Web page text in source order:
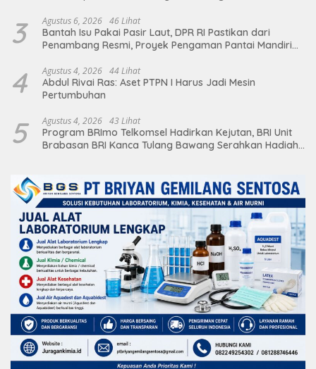
3 Agustus 6, 2026 46 Lihat
Bantah Isu Pakai Pasir Laut, DPR RI Pastikan dari
Penambang Resmi, Proyek Pengaman Pantai Mandiri
4 Agustus 4, 2026 44 Lihat
Abdul Rivai Ras: Aset PTPN I Harus Jadi Mesin
Pertumbuhan
5 Agustus 4, 2026 43 Lihat
Program BRImo Telkomsel Hadirkan Kejutan, BRI Unit
Brabasan BRI Kanca Tulang Bawang Serahkan Hadiah